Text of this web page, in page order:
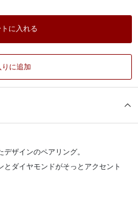
トに入れる
りに追加
ザインのペアリング。
ダイヤモンドがそっとアクセント